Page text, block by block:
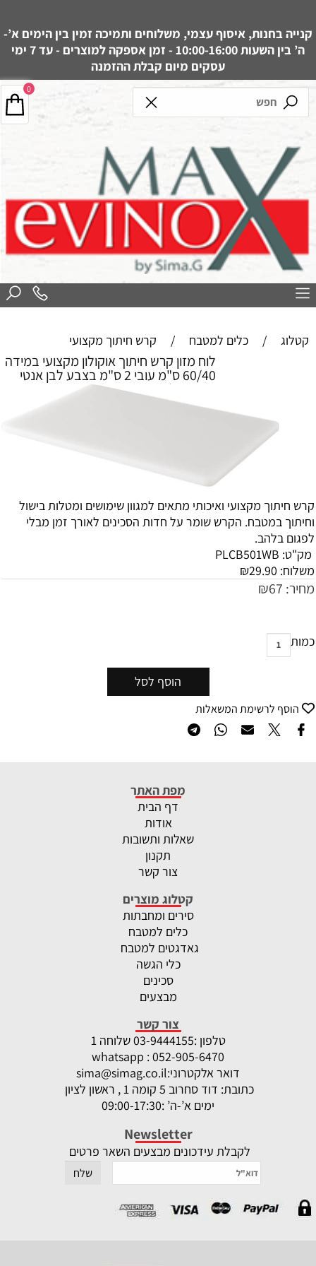
קנייה בחנות, איסוף עצמי, משלוחים ותמיכה זמין בין הימים א’-
ה’ בין השעות 10:00-16:00 - זמן אספקה למוצרים - עד 7 ימי
עסקים מיום קבלת ההזמנה
קטלוג / כלים למטבח / קרש חיתוך מקצועי
לוח מזון קרש חיתוך אוקולון מקצועי במידה
60/40 ס"מ עובי 2 ס"מ בצבע לבן אנטי
בקטריאלי
קרש חיתוך מקצועי ואיכותי מתאים למגוון שימושים ומטלות בישול
וחיתוך במטבח. הקרש שומר על חדות הסכינים לאורך זמן מבלי
לפגום בלהב.
מק"ט: PLCB501WB
משלוח:
₪29.90
מחיר: ₪67
כמות
הוסף לסל
הוסף לרשימת המשאלות
0
מפת האתר
דף הבית
אודות
שאלות ותשובות
תקנון
צור קשר
קטלוג מוצרים
סירים ומחבתות
כלים למטבח
גאדגטים למטבח
כלי הגשה
סכינים
מבצעים
צור קשר
טלפון :
03-9444155 שלוחה 1
whatsapp : 052-905-6470
דואר אלקטרוני:sima@simag.co.il
כתובת: דוד סחרוב 5 קומה 1 , ראשון לציון
ימים א’-ה’ :09:00-17:30
Newsletter
לקבלת עידכונים מבצעים השאר פרטים